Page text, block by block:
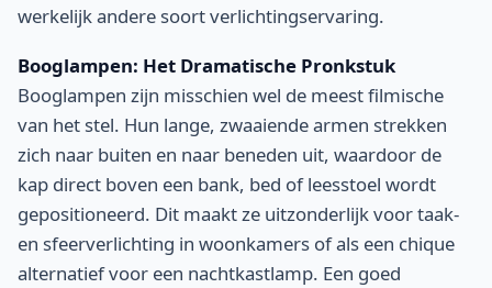
werkelijk andere soort verlichtingservaring.
Booglampen: Het Dramatische Pronkstuk
Booglampen zijn misschien wel de meest filmische
van het stel. Hun lange, zwaaiende armen strekken
zich naar buiten en naar beneden uit, waardoor de
kap direct boven een bank, bed of leesstoel wordt
gepositioneerd. Dit maakt ze uitzonderlijk voor taak-
en sfeerverlichting in woonkamers of als een chique
alternatief voor een nachtkastlamp. Een goed